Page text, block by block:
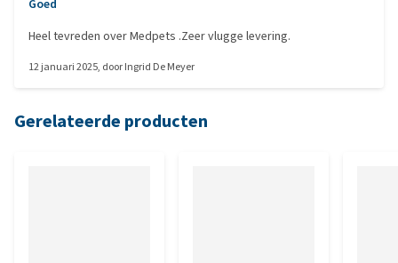
Goed
Heel tevreden over Medpets .Zeer vlugge levering.
12 januari 2025, doorIngrid De Meyer
Gerelateerde producten